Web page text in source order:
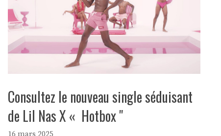
Consultez le nouveau single séduisant
de Lil Nas X « Hotbox ''
16 mars 2025